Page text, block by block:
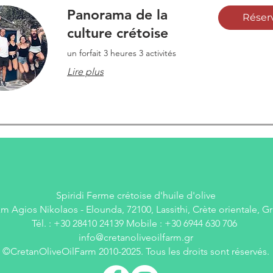
Panorama de la
culture crétoise
un forfait 3 heures 3 activités
Lire plus
Spiridi Ferme crétoise d'huile d'olive
Agios Nikolaos - Elounda, 72100, Lassithi, Crète orientale,
Tél. : +30 28410 24139 Mobile : +30 6944 630 706
info@cretanoliveoilfarm.gr
©CretanOliveOilFarm 2010-2025. Tous les droits sont réservés.